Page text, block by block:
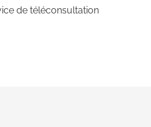
de téléconsultation